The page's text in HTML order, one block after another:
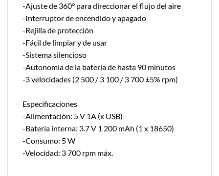
-Ajuste de 360° para direccionar el flujo del aire
-Interruptor de encendido y apagado
-Rejilla de protección
-Fácil de limpiar y de usar
-Sistema silencioso
-Autonomía de la batería de hasta 90 minutos
-3 velocidades (2 500 / 3 100 / 3 700 ±5% rpm)
Especificaciones
-Alimentación: 5 V 1A (x USB)
-Batería interna: 3.7 V 1 200 mAh (1 x 18650)
-Consumo: 5 W
-Velocidad: 3 700 rpm máx.